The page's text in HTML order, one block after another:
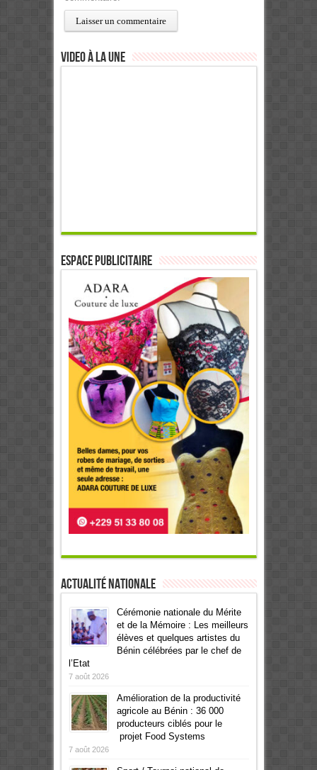
Video à la Une
ESPACE PUBLICITAIRE
Actualité Nationale
Cérémonie nationale du Mérite
et de la Mémoire : Les meilleurs
élèves et quelques artistes du
Bénin célébrées par le chef de
l’Etat
7 août 2026
Amélioration de la productivité
agricole au Bénin : 36 000
producteurs ciblés pour le
projet Food Systems
7 août 2026